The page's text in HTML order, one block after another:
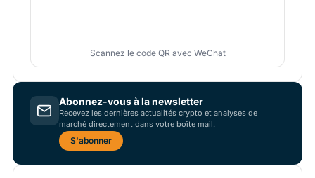
Scannez le code QR avec WeChat
Abonnez-vous à la newsletter
Recevez les dernières actualités crypto et analyses de
marché directement dans votre boîte mail.
S'abonner